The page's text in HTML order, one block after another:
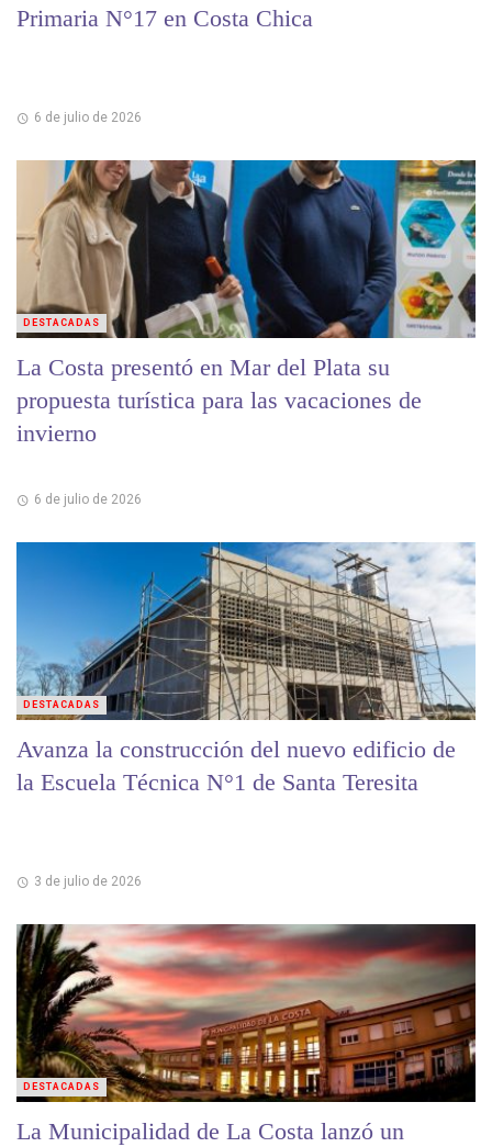
Primaria N°17 en Costa Chica
6 de julio de 2026
La Costa presentó en Mar del Plata su
propuesta turística para las vacaciones de
invierno
6 de julio de 2026
DESTACADAS
Avanza la construcción del nuevo edificio de
la Escuela Técnica N°1 de Santa Teresita
3 de julio de 2026
DESTACADAS
La Municipalidad de La Costa lanzó un
DESTACADAS